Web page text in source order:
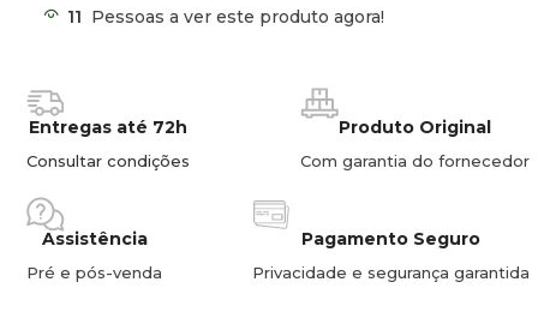
11 Pessoas a ver este produto agora!
Entregas até 72h
Consultar condições
Produto Original
Com garantia do fornecedor
Assistência
Pré e pós-venda
Pagamento Seguro
Privacidade e segurança garantida